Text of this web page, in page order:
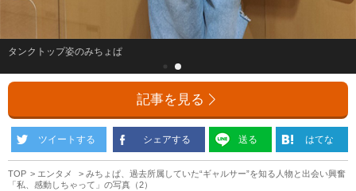
タンクトップ姿のみちょぱ
記事を見る
ツイートする シェアする 送る はてな
TOP エンタメ
みちょぱ、過去所属していた“ギャルサー”を知る人物と出会い興奮
「私、感動しちゃって」の写真（2）